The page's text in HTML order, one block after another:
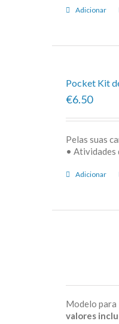
Adicionar
Pocket Kit
€6.50
Pelas suas
• Atividades
Adicionar
Modelo para
valores